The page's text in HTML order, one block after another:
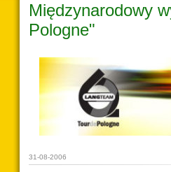
Międzynarodowy
Pologne"
31-08-2006